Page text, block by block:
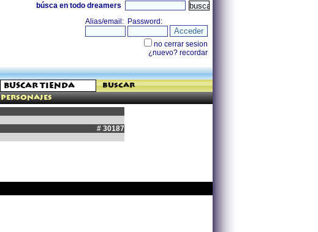
búsca en todo dreamers
buscar
Personajes
# 30187